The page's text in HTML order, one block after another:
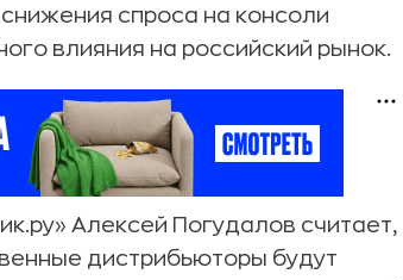
спроса на консоли
влияния на российский рынок.
Алексей Погудалов считает,
дистрибьюторы будут